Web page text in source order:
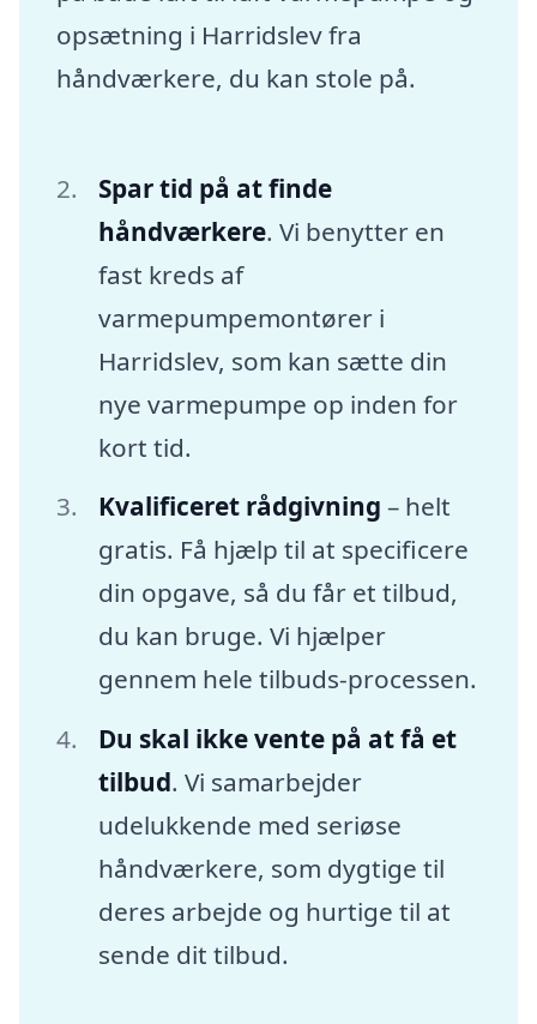
opsætning i Harridslev fra
håndværkere, du kan stole på.
Spar tid på at finde
håndværkere. Vi benytter en
fast kreds af
varmepumpemontører i
Harridslev, som kan sætte din
nye varmepumpe op inden for
kort tid.
Kvalificeret rådgivning – helt
gratis. Få hjælp til at specificere
din opgave, så du får et tilbud,
du kan bruge. Vi hjælper
gennem hele tilbuds-processen.
Du skal ikke vente på at få et
tilbud. Vi samarbejder
udelukkende med seriøse
håndværkere, som dygtige til
deres arbejde og hurtige til at
sende dit tilbud.